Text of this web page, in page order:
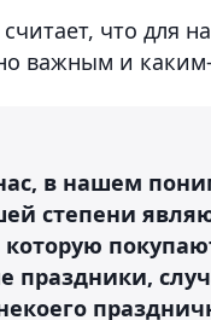
что для
важным и
в нашем
степени
праздники,